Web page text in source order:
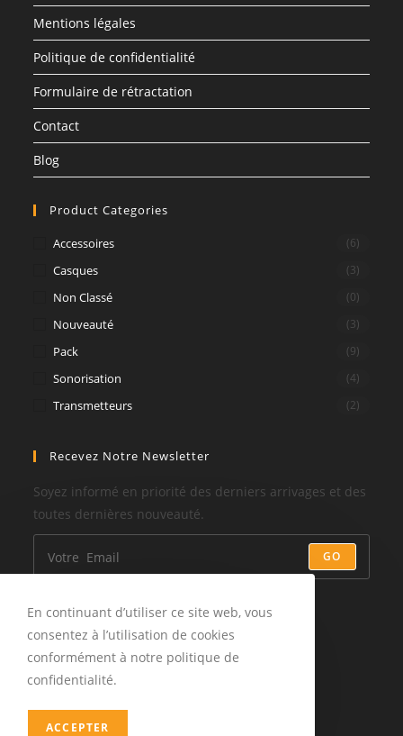
Mentions légales
Politique de confidentialité
Formulaire de rétractation
Contact
Blog
Product Categories
Accessoires (6)
Casques (3)
Non Classé (0)
Nouveauté (3)
Pack (9)
Sonorisation (4)
Transmetteurs (2)
Recevez Notre Newsletter
Soyez informé en priorité des derniers arrivages et des
toutes dernières nouveauté.
GO
En continuant d’utiliser ce site web, vous
consentez à l’utilisation de cookies
conformément à notre politique de
confidentialité.
ACCEPTER